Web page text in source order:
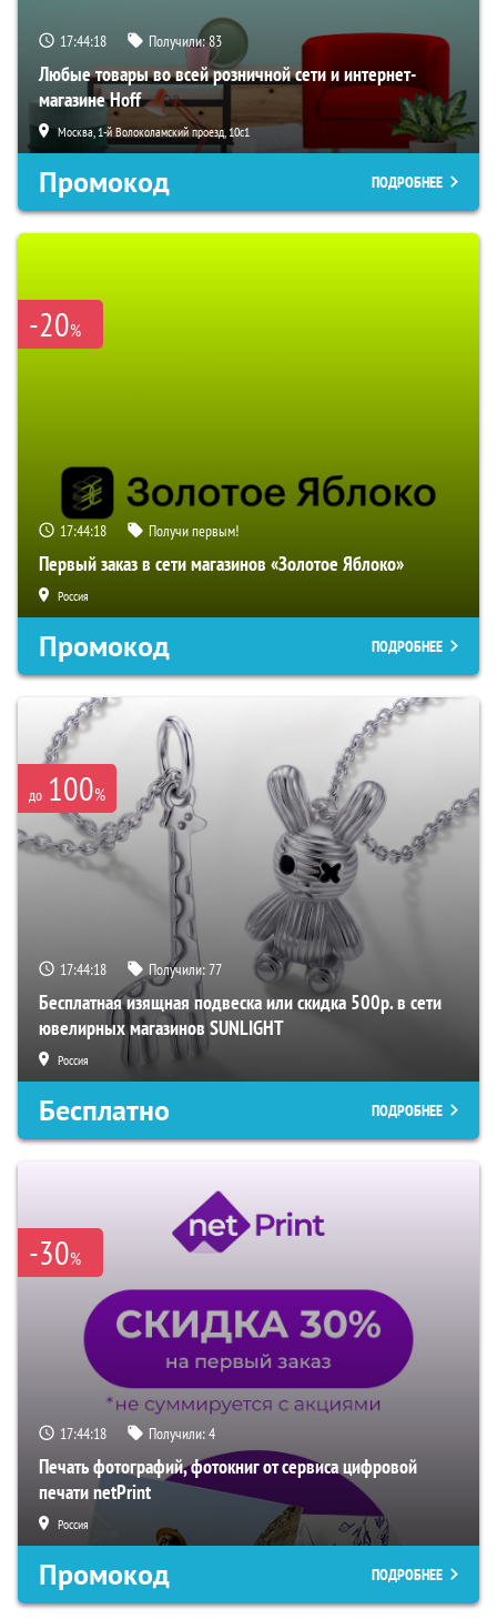
17:44:16 Получили:83
Любые товары во всей розничной сети и интернет-
магазине Hoff
Москва, 1-й Волоколамский проезд, 10с1
Промокод ПОДРОБНЕЕ
-20%
17:44:16 Получи первым!
Первый заказ в сети магазинов «Золотое Яблоко»
Россия
Промокод ПОДРОБНЕЕ
до 100%
17:44:16 Получили:77
Бесплатная изящная подвеска или скидка 500р. в сети
ювелирных магазинов SUNLIGHT
Россия
Бесплатно ПОДРОБНЕЕ
-30%
17:44:16 Получили:4
Печать фотографий, фотокниг от сервиса цифровой
печати netPrint
Россия
Промокод ПОДРОБНЕЕ